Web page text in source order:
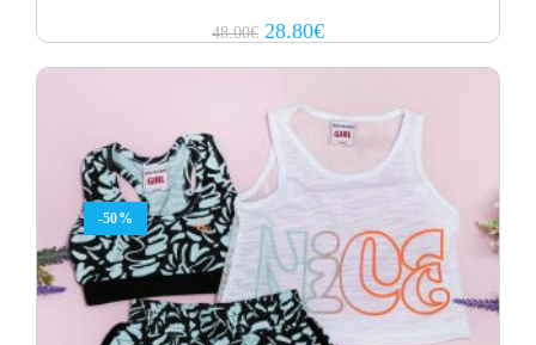
48.00€ Original
price
28.80€Current
price
-50%